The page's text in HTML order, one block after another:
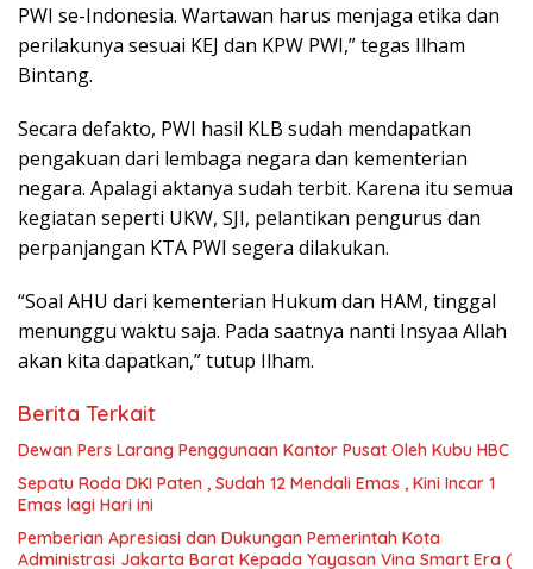
PWI se-Indonesia. Wartawan harus menjaga etika dan
perilakunya sesuai KEJ dan KPW PWI,” tegas Ilham
Bintang.
Secara defakto, PWI hasil KLB sudah mendapatkan
pengakuan dari lembaga negara dan kementerian
negara. Apalagi aktanya sudah terbit. Karena itu semua
kegiatan seperti UKW, SJI, pelantikan pengurus dan
perpanjangan KTA PWI segera dilakukan.
“Soal AHU dari kementerian Hukum dan HAM, tinggal
menunggu waktu saja. Pada saatnya nanti Insyaa Allah
akan kita dapatkan,” tutup Ilham.
Berita Terkait
Dewan Pers Larang Penggunaan Kantor Pusat Oleh Kubu HBC
Sepatu Roda DKI Paten , Sudah 12 Mendali Emas , Kini Incar 1
Emas lagi Hari ini
Pemberian Apresiasi dan Dukungan Pemerintah Kota
Administrasi Jakarta Barat Kepada Yayasan Vina Smart Era (